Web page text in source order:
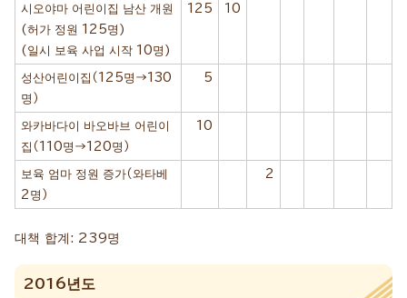
시오야마 어린이집 남산 개원
(허가 정원 125명)
(일시 보육 사업 시작 10명)
125 10
성산어린이집（125명→130
명）
5
와카바다이 바오바브 어린이
집（110명→120명）
10
보육 엄마 정원 증가（와타베
2명）
2
대책 합계: 239명
2016년도